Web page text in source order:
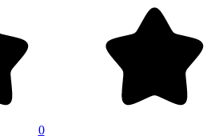
0